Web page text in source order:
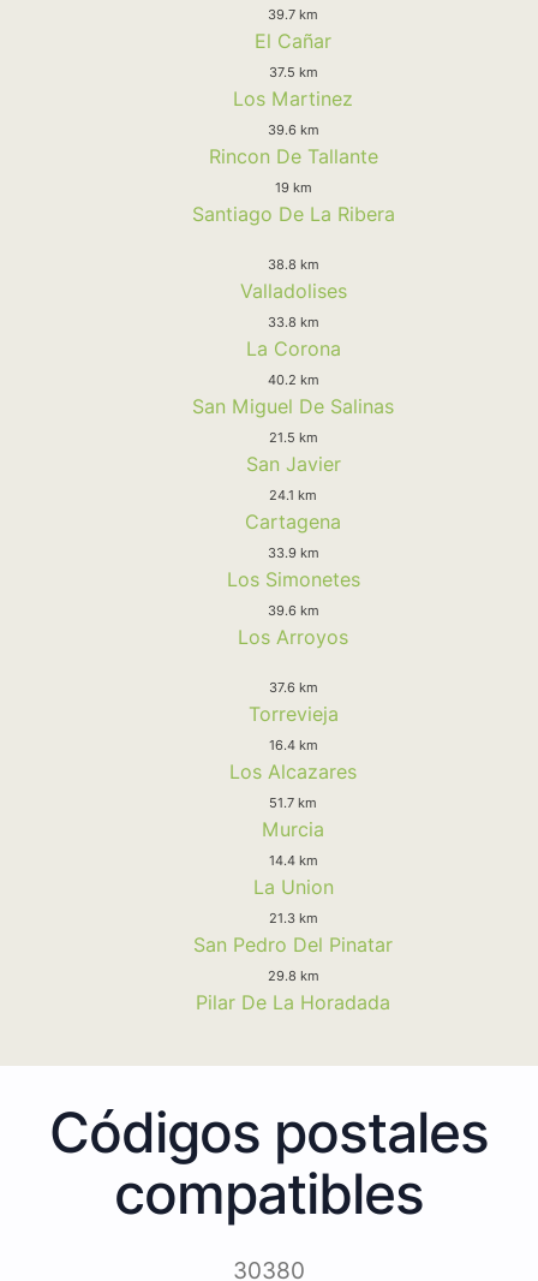
39.7 km
El Cañar
37.5 km
Los Martinez
39.6 km
Rincon De Tallante
19 km
Santiago De La Ribera
38.8 km
Valladolises
33.8 km
La Corona
40.2 km
San Miguel De Salinas
21.5 km
San Javier
24.1 km
Cartagena
33.9 km
Los Simonetes
39.6 km
Los Arroyos
37.6 km
Torrevieja
16.4 km
Los Alcazares
51.7 km
Murcia
14.4 km
La Union
21.3 km
San Pedro Del Pinatar
29.8 km
Pilar De La Horadada
Códigos postales
compatibles
30380